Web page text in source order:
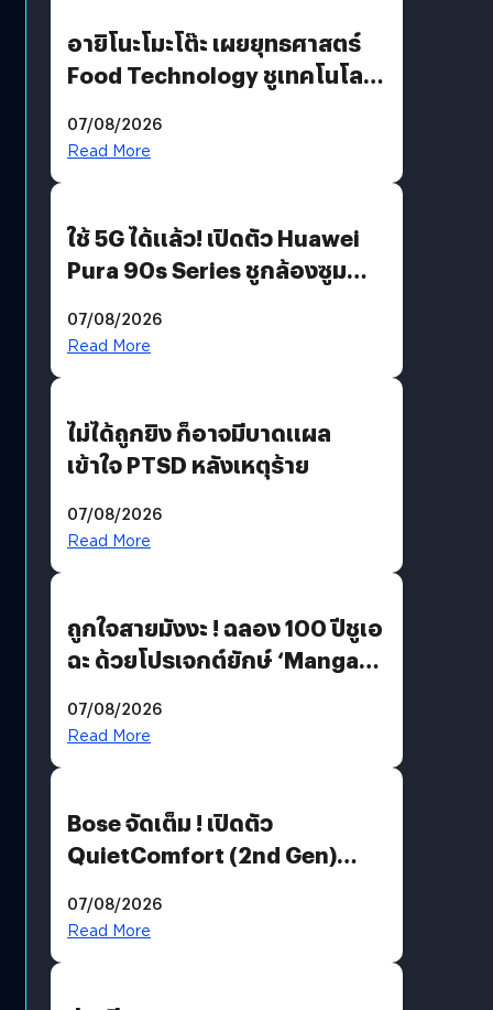
อายิโนะโมะโต๊ะ เผยยุทธศาสตร์
Food Technology ชูเทคโนโลยี
บริโภคและ B2B
07/08/2026
Read More
ใช้ 5G ได้แล้ว! เปิดตัว Huawei
Pura 90s Series ชูกล้องซูม
07/08/2026
Read More
ไม่ได้ถูกยิง ก็อาจมีบาดแผล
เข้าใจ PTSD หลังเหตุร้าย
07/08/2026
Read More
ถูกใจสายมังงะ ! ฉลอง 100 ปีชูเอ
ฉะ ด้วยโปรเจกต์ยักษ์ ‘Manga
มีภาษาไทยด้วย
07/08/2026
Read More
Bose จัดเต็ม ! เปิดตัว
QuietComfort (2nd Gen)
07/08/2026
Read More